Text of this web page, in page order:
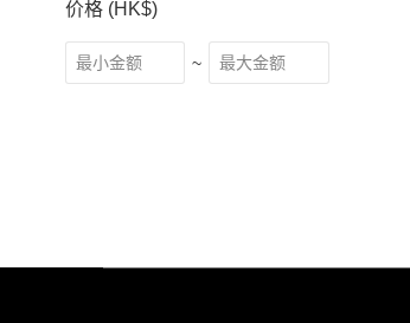
价格 (HK$)
~